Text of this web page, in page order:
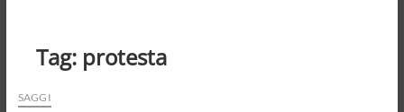
Tag: protesta
SAGGI